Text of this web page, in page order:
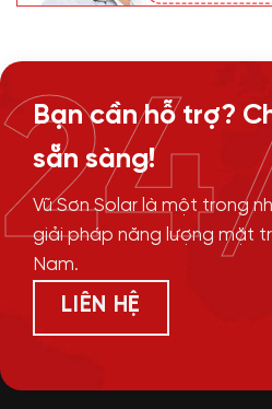
Bạn cần hỗ trợ?
sẵn sàng!
Vũ Sơn Solar là một trong
giải pháp năng lượng mặt
Nam.
LIÊN HỆ